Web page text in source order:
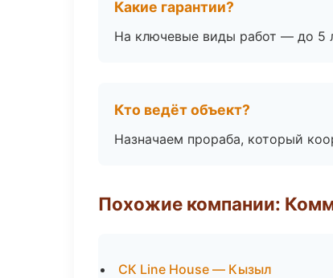
Какие гарантии?
На ключевые виды работ — до 5
Кто ведёт объект?
Назначаем прораба, который
Похожие компании:
СК Line House — Кызыл